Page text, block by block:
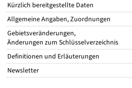
Kürzlich bereitgestellte Daten
Allgemeine Angaben, Zuordnungen
Gebietsveränderungen,
Änderungen zum Schlüsselverzeichnis
Definitionen und Erläuterungen
Newsletter